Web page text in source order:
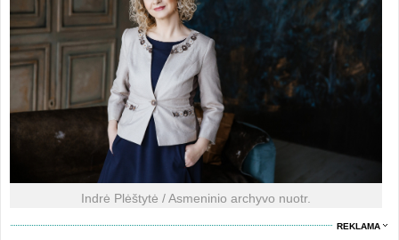
Indrė Plėštytė / Asmeninio archyvo nuotr.
REKLAMA